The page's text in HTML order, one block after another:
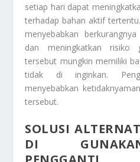
setiap hari dapat
terhadap bahan aktif
menyebabkan
dan meningkatkan risiko
tersebut mungkin memiliki
tidak di inginkan.
menyebabkan
tersebut.
SOLUSI
DI